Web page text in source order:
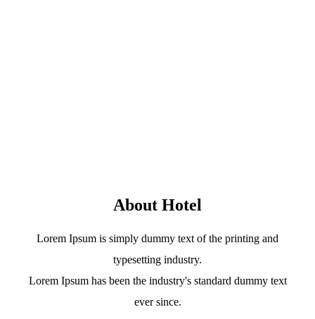
About Hotel
Lorem Ipsum is simply dummy text of the printing and
typesetting industry.
Lorem Ipsum has been the industry's standard dummy text
ever since.